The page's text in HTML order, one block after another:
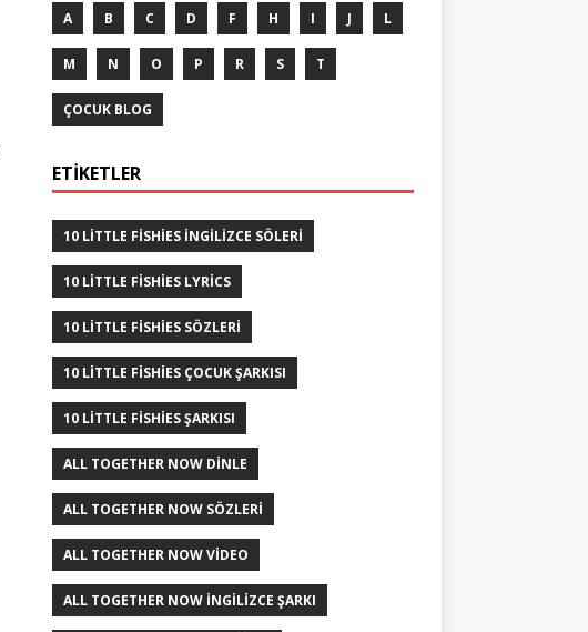
A B C D F H I J L
M N O P R S T
ÇOCUK BLOG
ETIKETLER
10 LITTLE FISHIES INGILIZCE SÖLERI
10 LITTLE FISHIES LYRICS
10 LITTLE FISHIES SÖZLERI
10 LITTLE FISHIES ÇOCUK ŞARKISI
10 LITTLE FISHIES ŞARKISI
ALL TOGETHER NOW DINLE
ALL TOGETHER NOW SÖZLERI
ALL TOGETHER NOW VIDEO
ALL TOGETHER NOW İNGILIZCE ŞARKI